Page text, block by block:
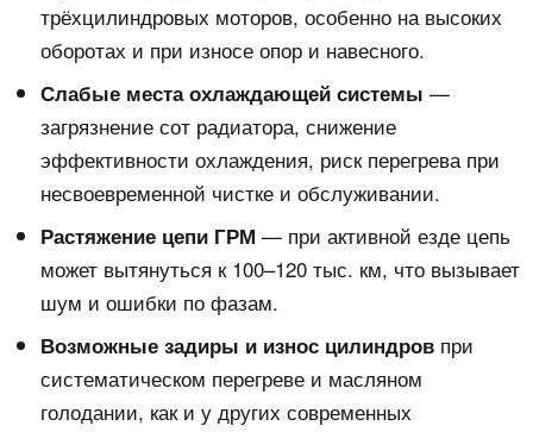
трёхцилиндровых моторов, особенно на высоких
оборотах и при износе опор и навесного.
Слабые места охлаждающей системы —
загрязнение сот радиатора, снижение
эффективности охлаждения, риск перегрева при
несвоевременной чистке и обслуживании.
Растяжение цепи ГРМ — при активной езде цепь
может вытянуться к 100–120 тыс. км, что вызывает
шум и ошибки по фазам.
Возможные задиры и износ цилиндров при
систематическом перегреве и масляном
голодании, как и у других современных